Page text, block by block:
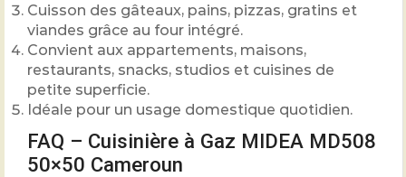
Cuisson des gâteaux, pains, pizzas, gratins et
viandes grâce au four intégré.
Convient aux appartements, maisons,
restaurants, snacks, studios et cuisines de
petite superficie.
Idéale pour un usage domestique quotidien.
FAQ – Cuisinière à Gaz MIDEA MD508
50×50 Cameroun